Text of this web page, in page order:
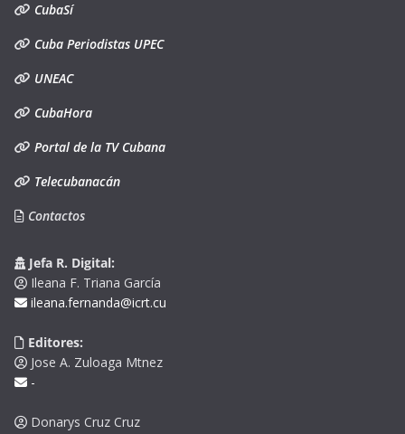
CubaSí
Cuba Periodistas UPEC
UNEAC
CubaHora
Portal de la TV Cubana
Telecubanacán
Contactos
Jefa R. Digital:
Ileana F. Triana García
ileana.fernanda@icrt.cu
Editores:
Jose A. Zuloaga Mtnez
-
Donarys Cruz Cruz